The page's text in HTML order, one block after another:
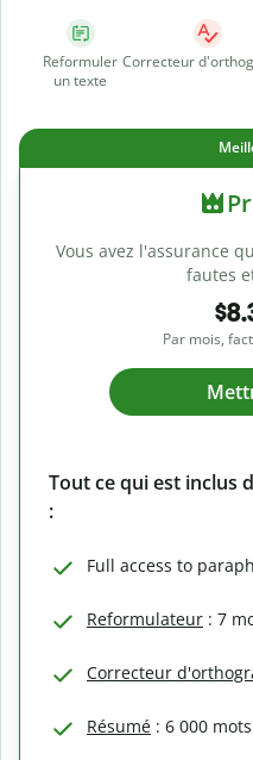
Reformuler
un texte
Correcteur
Vous avez l'assurance
fautes
Par mois,
Tout ce qui est inclus
:
Full access to
Reformulateur : 7
Correcteur
Résumé : 6 000 mots